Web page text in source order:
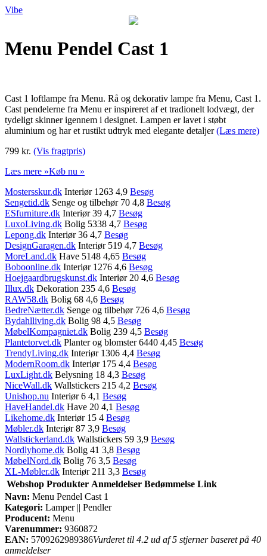
Vibe
Menu Pendel Cast 1
Cast 1 loftlampe fra Menu. Rå og dekorativ lampe fra Menu, Cast 1.
Cast pendelerne fra Menu er inspireret af et tradionelt lodvægt, der
tydeligt skinner igennem i designet. Lampen er lavet i støbt
aluminium og har et rustikt udtryk med elegante detaljer(Læs mere)
799 kr. (Vis fragtpris)
Læs mere »Køb nu »
Mostersskur.dk Interiør 1263 4,9 Besøg
Sengetid.dk Senge og tilbehør 70 4,8 Besøg
ESfurniture.dk Interiør 39 4,7 Besøg
LuxoLiving.dk Bolig 5338 4,7 Besøg
Lepong.dk Interiør 36 4,7 Besøg
DesignGaragen.dk Interiør 519 4,7 Besøg
MoreLand.dk Have 5148 4,65 Besøg
Boboonline.dk Interiør 1276 4,6 Besøg
Hoejgaardbrugskunst.dk Interiør 20 4,6 Besøg
Illux.dk Dekoration 235 4,6 Besøg
RAW58.dk Bolig 68 4,6 Besøg
BedreNætter.dk Senge og tilbehør 726 4,6 Besøg
Bydahlliving.dk Bolig 98 4,5 Besøg
MøbelKompagniet.dk Bolig 239 4,5 Besøg
Plantetorvet.dk Planter og blomster 6440 4,45 Besøg
TrendyLiving.dk Interiør 1306 4,4 Besøg
ModernRoom.dk Interiør 175 4,4 Besøg
LuxLight.dk Belysning 18 4,3 Besøg
NiceWall.dk Wallstickers 215 4,2 Besøg
Unishop.nu Interiør 6 4,1 Besøg
HaveHandel.dk Have 20 4,1 Besøg
Likehome.dk Interiør 15 4 Besøg
Møbler.dk Interiør 87 3,9 Besøg
Wallstickerland.dk Wallstickers 59 3,9 Besøg
Nordlyhome.dk Bolig 41 3,8 Besøg
MøbelNord.dk Bolig 76 3,5 Besøg
XL-Møbler.dk Interiør 211 3,3 Besøg
Webshop Produkter Anmeldelser Bedømmelse Link
Navn: Menu Pendel Cast 1
Kategori: Lamper || Pendler
Producent: Menu
Varenummer: 9360872
EAN: 5709262989386Vurderet til 4.2 ud af 5 stjerner baseret på 40
anmeldelser